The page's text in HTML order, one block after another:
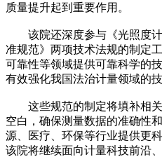
质量提升起到重要作用。
该院还深度参与《光照度计
准规范》两项技术法规的制定
可靠性等领域提供可靠科学的
有效强化我国法治计量领域的
这些规范的制定将填补相关
空白，确保测量数据的准确性
源、医疗、环保等行业提供更
该院将继续面向计量科技前沿